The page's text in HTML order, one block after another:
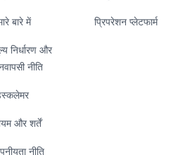
बारे में
निर्धारण और
नीति
और शर्तें
नीति
प्रिपरेशन प्लेटफार्म